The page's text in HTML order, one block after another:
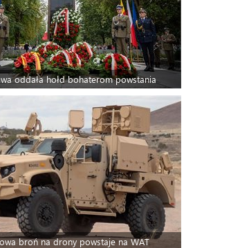
oddała hołd bohaterom powstania
broń na drony powstaje na WAT